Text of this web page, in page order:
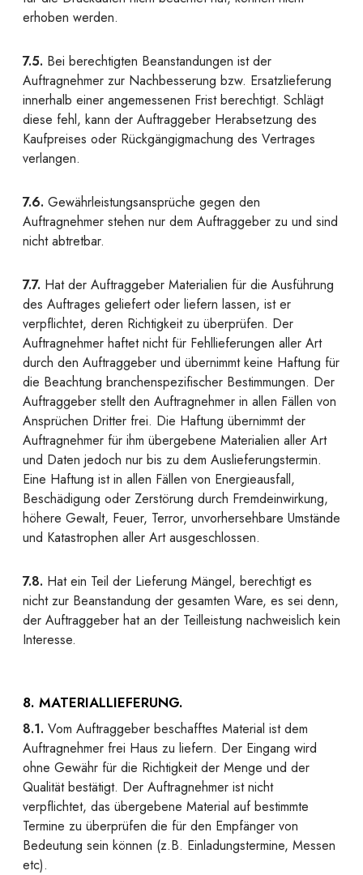
erhoben werden.
7.5. Bei berechtigten Beanstandungen ist der
Auftragnehmer zur Nachbesserung bzw. Ersatzlieferung
innerhalb einer angemessenen Frist berechtigt. Schlägt
diese fehl, kann der Auftraggeber Herabsetzung des
Kaufpreises oder Rückgängigmachung des Vertrages
verlangen.
7.6. Gewährleistungsansprüche gegen den
Auftragnehmer stehen nur dem Auftraggeber zu und sind
nicht abtretbar.
7.7. Hat der Auftraggeber Materialien für die Ausführung
des Auftrages geliefert oder liefern lassen, ist er
verpflichtet, deren Richtigkeit zu überprüfen. Der
Auftragnehmer haftet nicht für Fehllieferungen aller Art
durch den Auftraggeber und übernimmt keine Haftung für
die Beachtung branchenspezifischer Bestimmungen. Der
Auftraggeber stellt den Auftragnehmer in allen Fällen von
Ansprüchen Dritter frei. Die Haftung übernimmt der
Auftragnehmer für ihm übergebene Materialien aller Art
und Daten jedoch nur bis zu dem Auslieferungstermin.
Eine Haftung ist in allen Fällen von Energieausfall,
Beschädigung oder Zerstörung durch Fremdeinwirkung,
höhere Gewalt, Feuer, Terror, unvorhersehbare Umstände
und Katastrophen aller Art ausgeschlossen.
7.8. Hat ein Teil der Lieferung Mängel, berechtigt es
nicht zur Beanstandung der gesamten Ware, es sei denn,
der Auftraggeber hat an der Teilleistung nachweislich kein
Interesse.
8. MATERIALLIEFERUNG.
8.1. Vom Auftraggeber beschafftes Material ist dem
Auftragnehmer frei Haus zu liefern. Der Eingang wird
ohne Gewähr für die Richtigkeit der Menge und der
Qualität bestätigt. Der Auftragnehmer ist nicht
verpflichtet, das übergebene Material auf bestimmte
Termine zu überprüfen die für den Empfänger von
Bedeutung sein können (z.B. Einladungstermine, Messen
etc).